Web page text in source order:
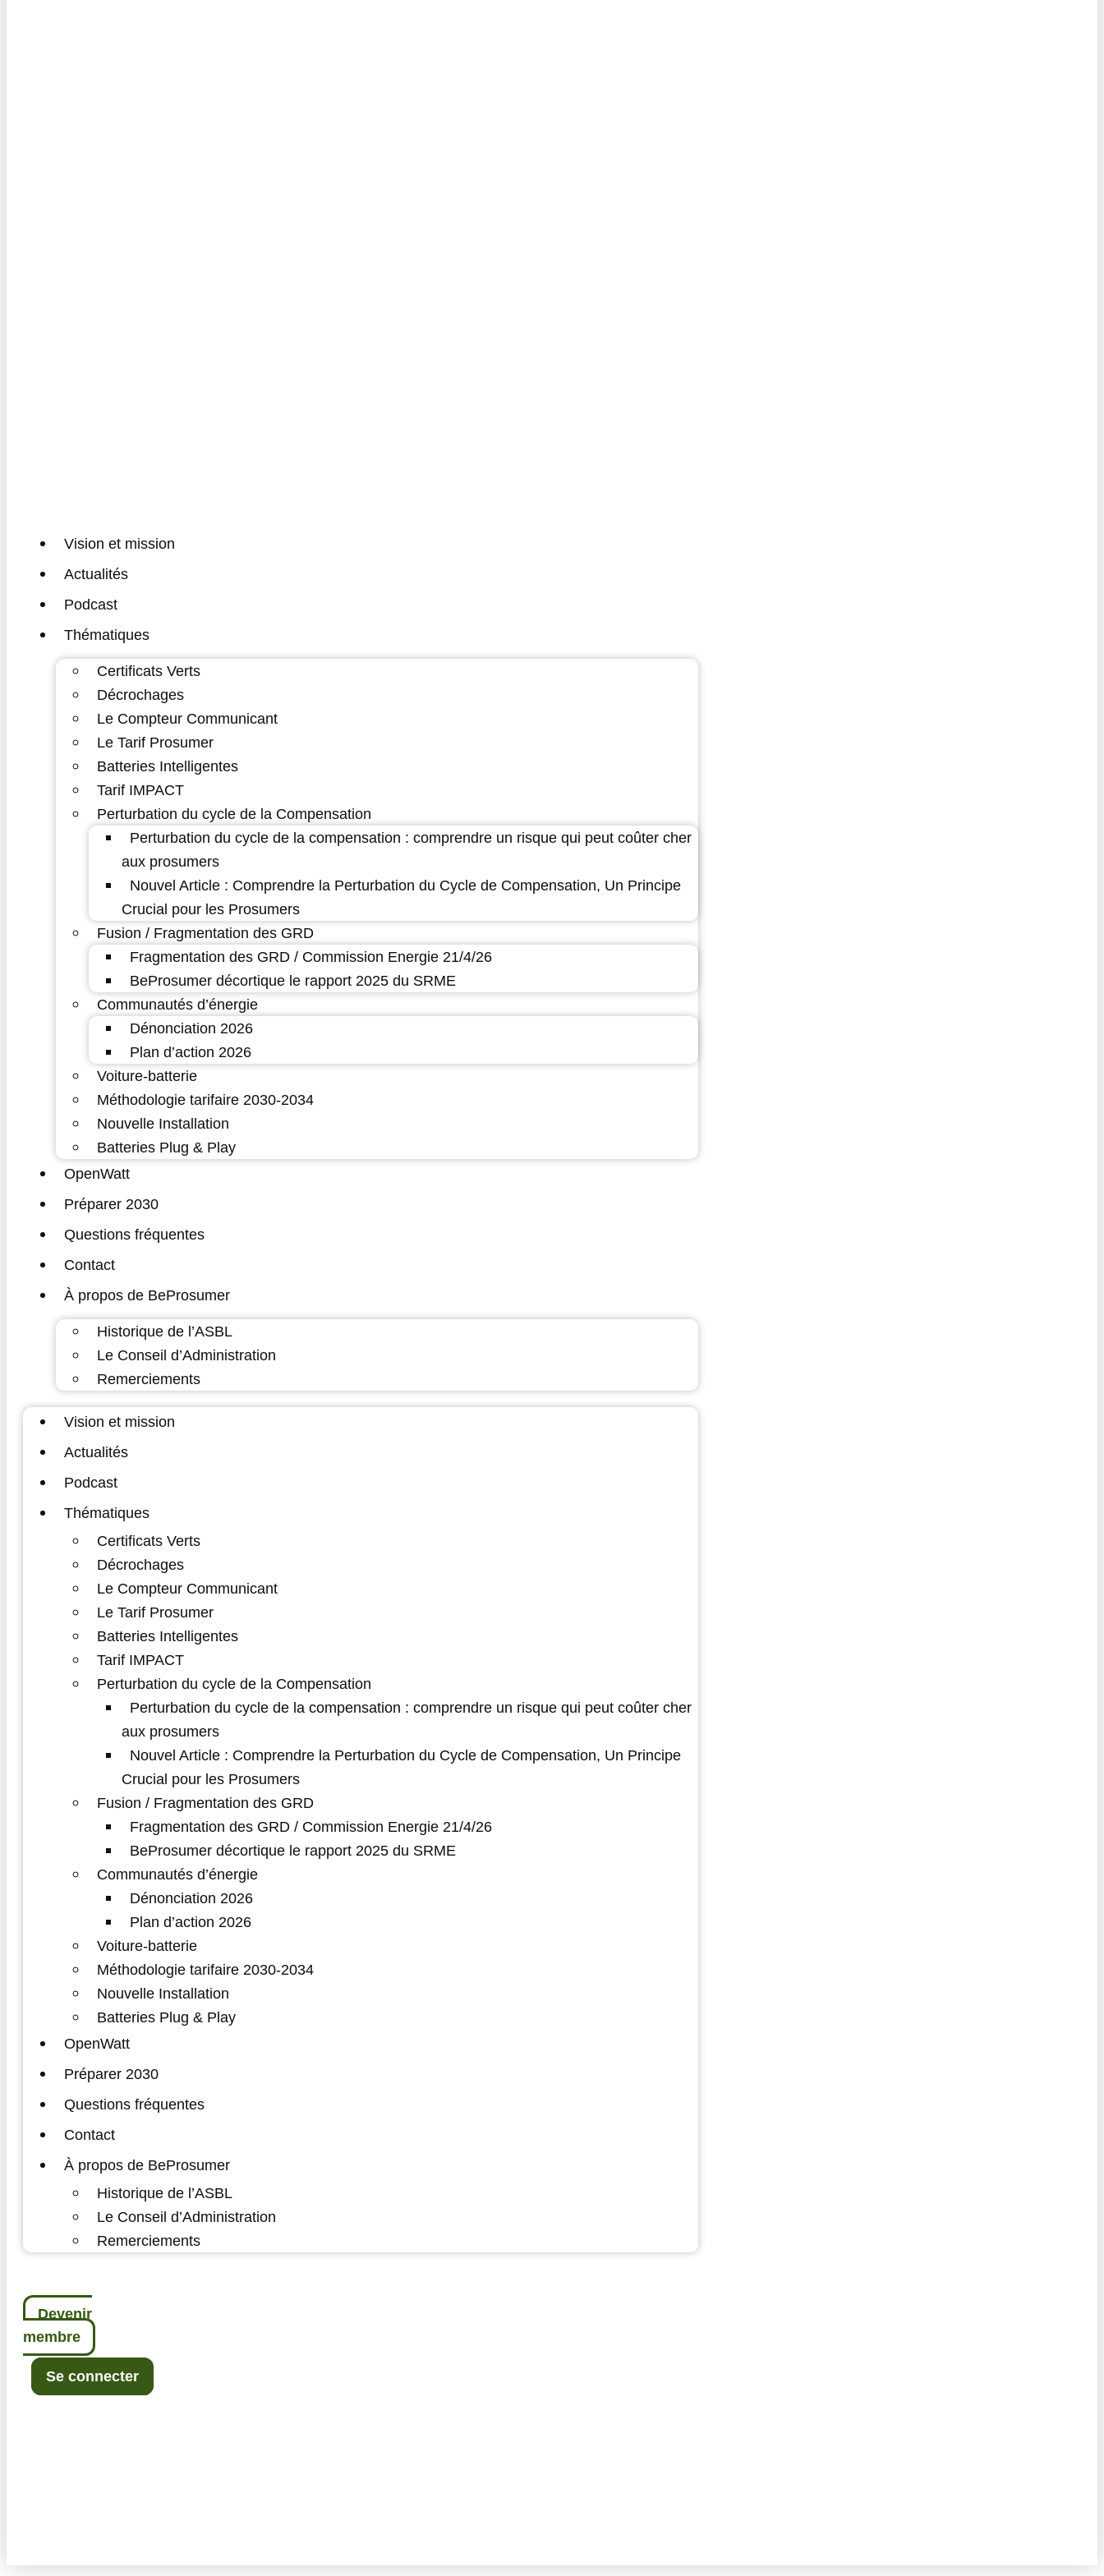
Vision et mission
Actualités
Podcast
Thématiques
Certificats Verts
Décrochages
Le Compteur Communicant
Le Tarif Prosumer
Batteries Intelligentes
Tarif IMPACT
Perturbation du cycle de la Compensation
Perturbation du cycle de la compensation : comprendre un risque qui peut coûter cher
aux prosumers
Nouvel Article : Comprendre la Perturbation du Cycle de Compensation, Un Principe
Crucial pour les Prosumers
Fusion / Fragmentation des GRD
Fragmentation des GRD / Commission Energie 21/4/26
BeProsumer décortique le rapport 2025 du SRME
Communautés d’énergie
Dénonciation 2026
Plan d’action 2026
Voiture-batterie
Méthodologie tarifaire 2030-2034
Nouvelle Installation
Batteries Plug & Play
OpenWatt
Préparer 2030
Questions fréquentes
Contact
À propos de BeProsumer
Historique de l’ASBL
Le Conseil d’Administration
Remerciements
Vision et mission
Actualités
Podcast
Thématiques
Certificats Verts
Décrochages
Le Compteur Communicant
Le Tarif Prosumer
Batteries Intelligentes
Tarif IMPACT
Perturbation du cycle de la Compensation
Perturbation du cycle de la compensation : comprendre un risque qui peut coûter cher
aux prosumers
Nouvel Article : Comprendre la Perturbation du Cycle de Compensation, Un Principe
Crucial pour les Prosumers
Fusion / Fragmentation des GRD
Fragmentation des GRD / Commission Energie 21/4/26
BeProsumer décortique le rapport 2025 du SRME
Communautés d’énergie
Dénonciation 2026
Plan d’action 2026
Voiture-batterie
Méthodologie tarifaire 2030-2034
Nouvelle Installation
Batteries Plug & Play
OpenWatt
Préparer 2030
Questions fréquentes
Contact
À propos de BeProsumer
Historique de l’ASBL
Le Conseil d’Administration
Remerciements
Devenir
membre
Se connecter